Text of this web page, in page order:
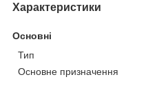
Характеристики
Основні
Тип
Основне призначення